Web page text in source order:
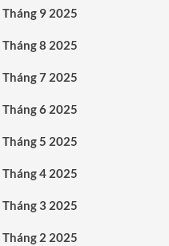
Tháng 9 2025
Tháng 8 2025
Tháng 7 2025
Tháng 6 2025
Tháng 5 2025
Tháng 4 2025
Tháng 3 2025
Tháng 2 2025